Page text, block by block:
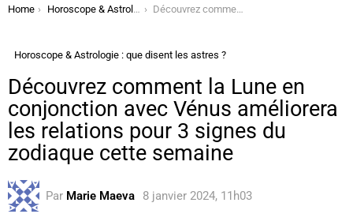
You are here:
Home Horoscope & Astrologie : que disent les astres ? Découvrez comment la Lune en conjonction avec Vénus améliorera les relations pour 3 signes du zodiaque cette semaine
Horoscope & Astrologie : que disent les astres ?
Découvrez comment la Lune en
conjonction avec Vénus améliorera
les relations pour 3 signes du
zodiaque cette semaine
Par Marie Maeva 8 janvier 2024, 11h03